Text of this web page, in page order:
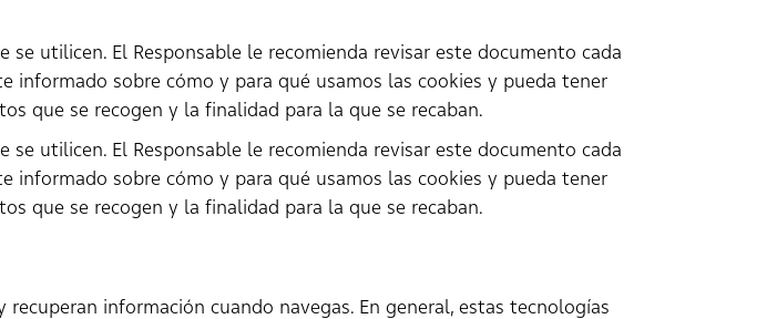
utilicen. El Responsable le recomienda revisar este documento cada
informado sobre cómo y para qué usamos las cookies y pueda tener
que se recogen y la finalidad para la que se recaban.
utilicen. El Responsable le recomienda revisar este documento cada
informado sobre cómo y para qué usamos las cookies y pueda tener
que se recogen y la finalidad para la que se recaban.
información cuando navegas. En general, estas tecnologías